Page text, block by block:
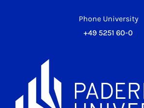
Phone University
+49 5251 60-0